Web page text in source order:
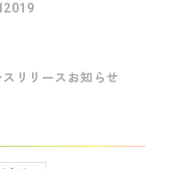
2019
スリリース お知らせ